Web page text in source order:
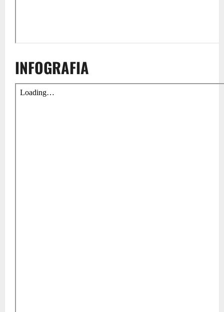
INFOGRAFIA